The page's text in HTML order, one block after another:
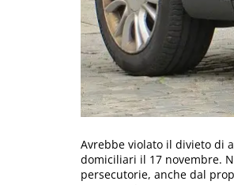
Avrebbe violato il divieto di
domiciliari il 17 novembre.
persecutorie, anche dal